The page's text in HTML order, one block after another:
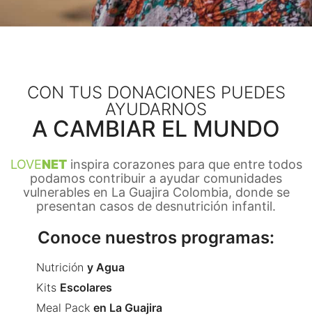
CON TUS DONACIONES PUEDES
AYUDARNOS
A CAMBIAR EL MUNDO
LOVENETinspira corazones para que entre todos
podamos contribuir a ayudar comunidades
vulnerables en La Guajira Colombia, donde se
presentan casos de desnutrición infantil.
Conoce nuestros programas:
Nutrición y Agua
Kits Escolares
Meal Pack en La Guajira